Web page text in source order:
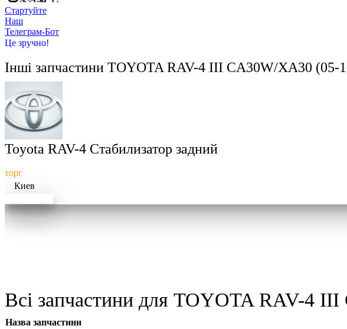
Стартуйте
Hаш
Телеграм-Бот
Це зручно!
Інші запчастини TOYOTA RAV-4 III CA30W/XA30 (05-
Toyota RAV-4 Стабилизатор задний
торг
Киев
Всі запчастини для TOYOTA RAV-4
Назва запчастини